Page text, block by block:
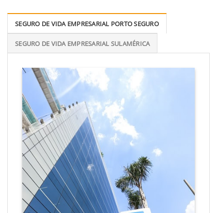
SEGURO DE VIDA EMPRESARIAL PORTO SEGURO
SEGURO DE VIDA EMPRESARIAL SULAMÉRICA